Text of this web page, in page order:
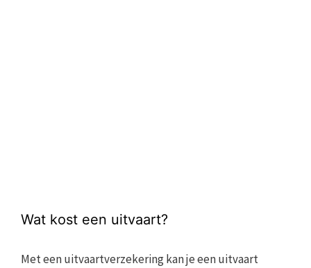
Wat kost een uitvaart?
Met een uitvaartverzekering kan je een uitvaart